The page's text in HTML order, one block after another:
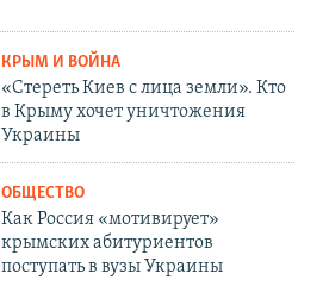
КРЫМ И ВОЙНА
«Стереть Киев с лица земли». Кто
в Крыму хочет уничтожения
Украины
ОБЩЕСТВО
Как Россия «мотивирует»
крымских абитуриентов
поступать в вузы Украины